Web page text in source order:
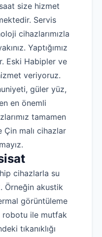
size hizmet
Servis
cihazlarımızla
Yaptığımız
Eski Habipler ve
veriyoruz.
güler yüz,
en önemli
tamamen
malı cihazlar
cihazlarla su
Örneğin akustik
görüntüleme
robotu ile mutfak
tıkanıklığı